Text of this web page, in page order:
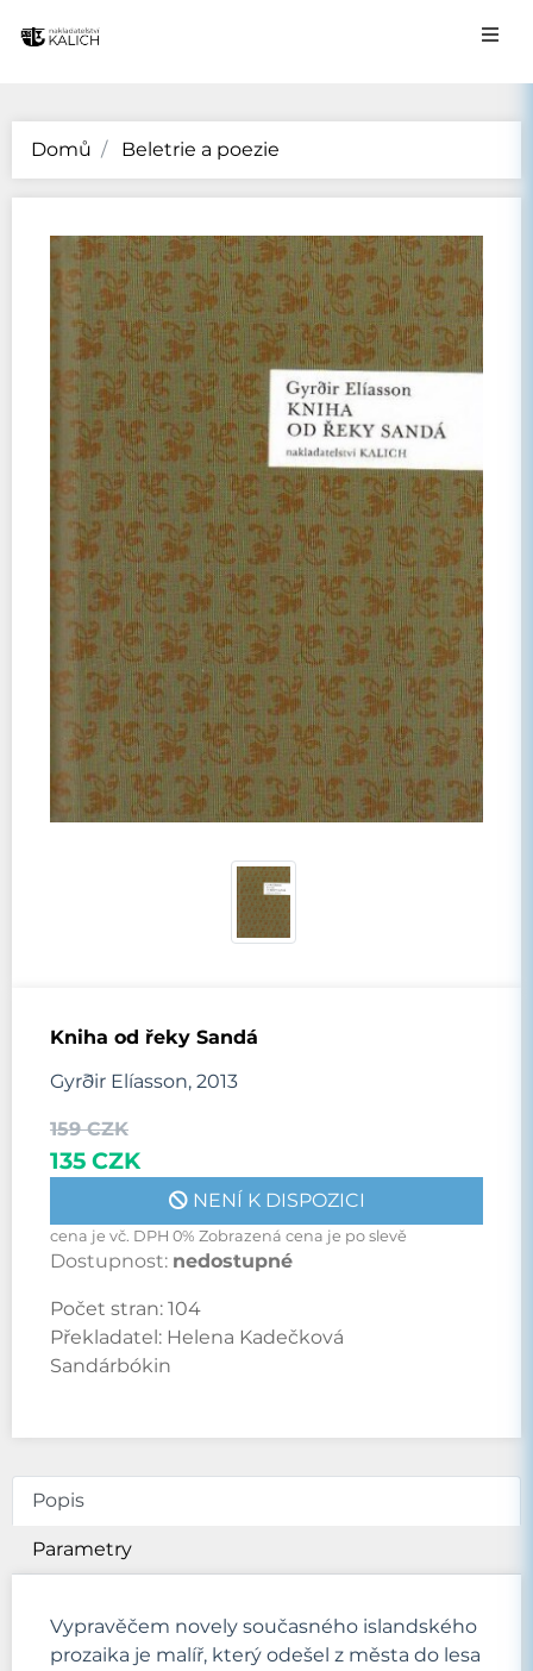
Domů Beletrie a poezie
Kniha od řeky Sandá
Gyrðir Elíasson, 2013
159 CZK
135 CZK
NENÍ K DISPOZICI
cena je vč. DPH 0% Zobrazená cena je po slevě
Dostupnost: nedostupné
Počet stran: 104
Překladatel: Helena Kadečková
Sandárbókin
Popis
Parametry
Vypravěčem novely současného islandského
prozaika je malíř, který odešel z města do lesa